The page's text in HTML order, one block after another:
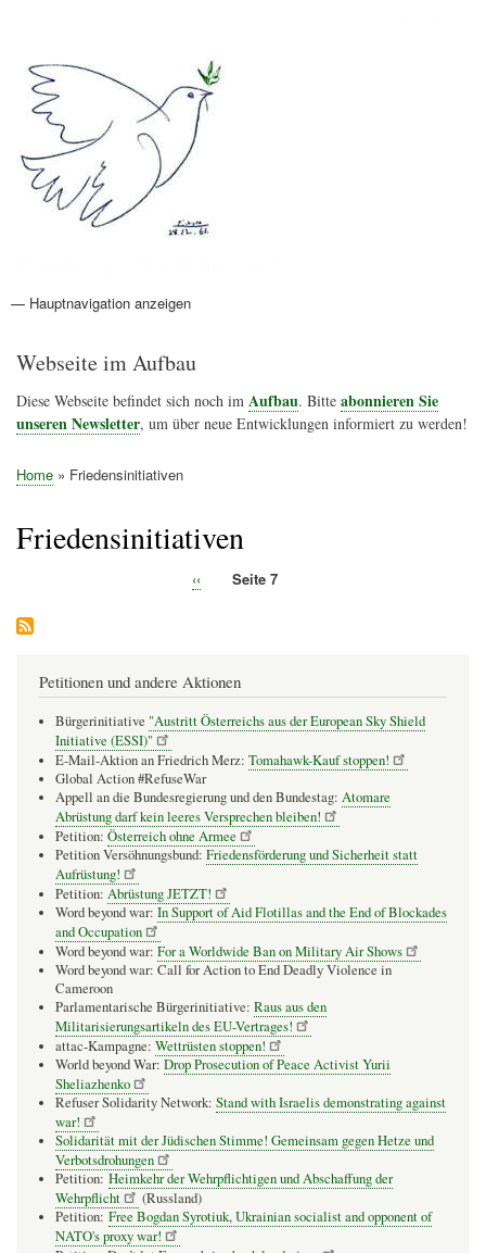
Hauptnavigation
— Hauptnavigation anzeigen
Aktionen
Friedensbewegung
Friedensprojekte
Home
Konflikte
Links
Narichtenlinks
News
Politik
Termine
Texte
Kunst
Friedensexperten
Friedensforschung
Friedensinitiativen
Friedensnachrichten
Webseite im Aufbau
Diese Webseite befindet sich noch im Aufbau. Bitte abonnieren Sie
unseren Newsletter, um über neue Entwicklungen informiert zu werden!
Home Friedensinitiativen
Friedensinitiativen
Vorherige
‹‹ Seite 7
Petitionen und andere Aktionen
Bürgerinitiative "Austritt Österreichs aus der European Sky Shield
Initiative (ESSI)"
E-Mail-Aktion an Friedrich Merz: Tomahawk-Kauf stoppen!
Global Action #RefuseWar
Appell an die Bundesregierung und den Bundestag: Atomare
Abrüstung darf kein leeres Versprechen bleiben!
Petition: Österreich ohne Armee
Petition Versöhnungsbund: Friedensförderung und Sicherheit statt
Aufrüstung!
Petition: Abrüstung JETZT!
Word beyond war: In Support of Aid Flotillas and the End of Blockades
and Occupation
Word beyond war: For a Worldwide Ban on Military Air Shows
Word beyond war: Call for Action to End Deadly Violence in
Cameroon
Parlamentarische Bürgerinitiative: Raus aus den
Militarisierungsartikeln des EU-Vertrages!
attac-Kampagne: Wettrüsten stoppen!
World beyond War: Drop Prosecution of Peace Activist Yurii
Sheliazhenko
Refuser Solidarity Network: Stand with Israelis demonstrating against
war!
Solidarität mit der Jüdischen Stimme! Gemeinsam gegen Hetze und
Verbotsdrohungen
Petition: Heimkehr der Wehrpflichtigen und Abschaffung der
Wehrpflicht
(Russland)
Petition: Free Bogdan Syrotiuk, Ukrainian socialist and opponent of
NATO's proxy war!